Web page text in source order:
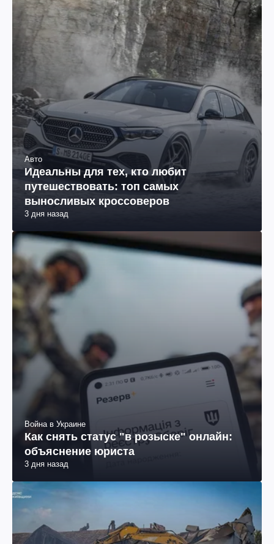
Авто
Идеальны для тех, кто любит
путешествовать: топ самых
выносливых кроссоверов
3 дня назад
Война в Украине
Как снять статус "в розыске" онлайн:
объяснение юриста
3 дня назад